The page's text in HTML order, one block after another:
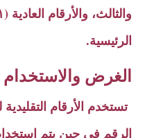
الرئيسية.
الغرض والاستخدام
تستخدم الأرقام
الرقم في حين يتم